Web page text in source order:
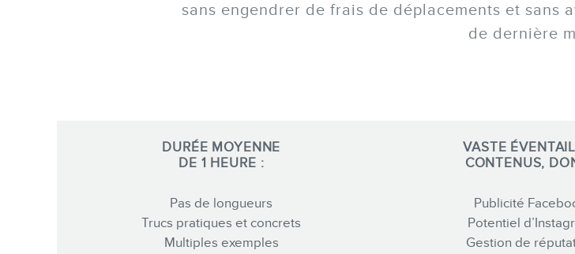
sans engendrer de frais de déplacements et sans
de dernière
DURÉE MOYENNE
DE 1 HEURE :
Pas de longueurs
Trucs pratiques et concrets
Multiples exemples
VASTE
CONTENUS,
Publicité
Potentiel
Gestion de